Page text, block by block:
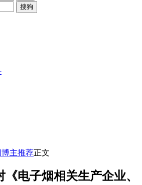
搜狗
博主推荐正文
电子烟相关生产企业、